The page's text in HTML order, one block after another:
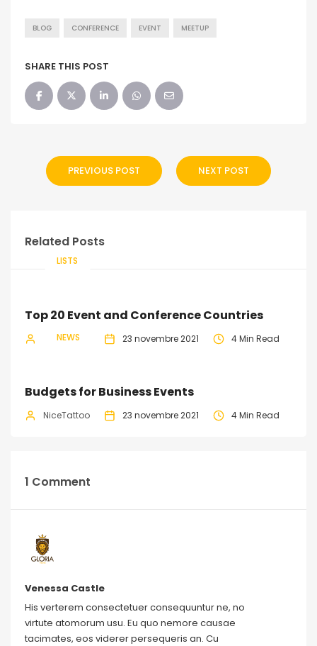
BLOG CONFERENCE EVENT MEETUP
SHARE THIS POST
PREVIOUS POST NEXT POST
Related Posts
LISTS
Top 20 Event and Conference Countries
NiceTattoo 23 novembre 2021 4 Min Read
NEWS
Budgets for Business Events
NiceTattoo 23 novembre 2021 4 Min Read
1 Comment
Venessa Castle
His verterem consectetuer consequuntur ne, no
virtute atomorum usu. Eu quo nemore causae
tacimates, eos viderer persequeris an. Cu